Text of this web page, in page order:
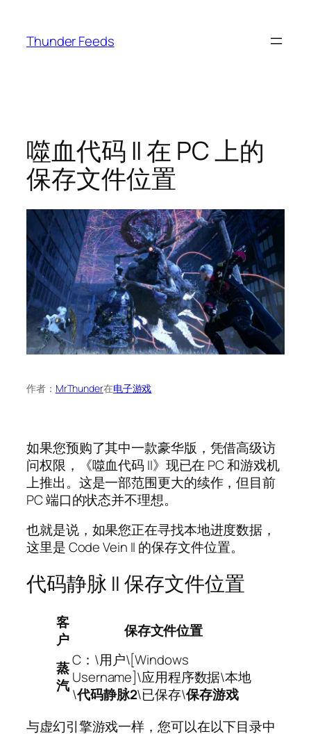
Thunder Feeds
噬血代码 II 在 PC 上的
保存文件位置
作者： MrThunder在电子游戏
如果您预购了其中一款豪华版，凭借高级访
问权限，《噬血代码 II》现已在 PC 和游戏机
上推出。这是一部范围更大的续作，但目前
PC 端口的状态并不理想。
也就是说，如果您正在寻找本地进度数据，
这里是 Code Vein II 的保存文件位置。
代码静脉 II 保存文件位置
客
户
保存文件位置
蒸
汽
C：\用户\[Windows
Username]\应用程序数据\本地
\代码静脉2\已保存\保存游戏
与虚幻引擎游戏一样，您可以在以下目录中